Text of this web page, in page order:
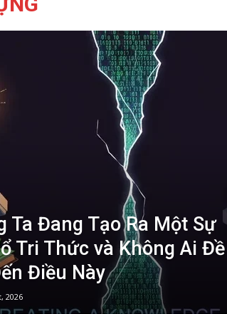
Ta Đang Tạo Ra Một Sự
Tri Thức và Không Ai Đề
Điều Này
2026